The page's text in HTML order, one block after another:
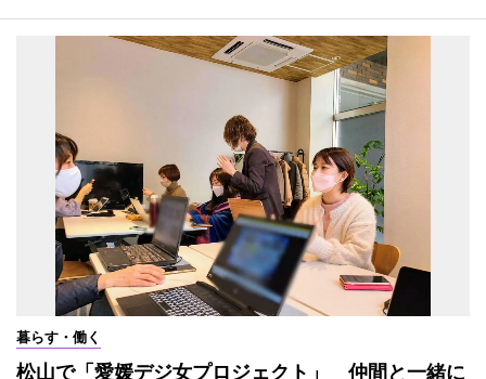
暮らす・働く
松山で「愛媛デジ女プロジェクト」 仲間と一緒に